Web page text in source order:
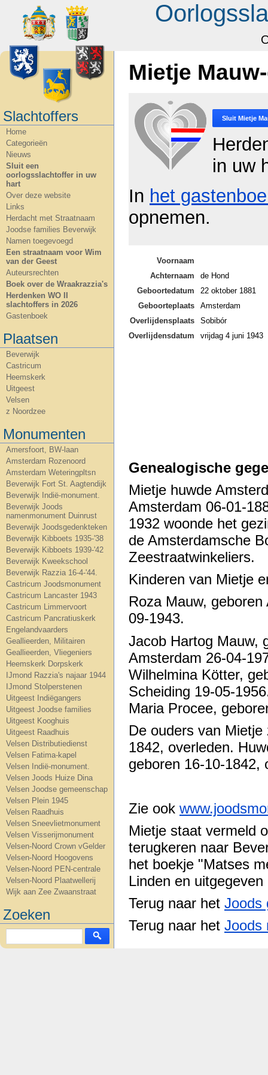
Slachtoffers
Home
Categorieën
Nieuws
Sluit een
oorlogsslachtoffer in uw
hart
Over deze website
Links
Herdacht met Straatnaam
Joodse families Beverwijk
Namen toegevoegd
Een straatnaam voor Wim
van der Geest
Auteursrechten
Boek over de Wraakrazzia's
Herdenken WO II
slachtoffers in 2026
Gastenboek
Plaatsen
Beverwijk
Castricum
Heemskerk
Uitgeest
Velsen
z Noordzee
Monumenten
Amersfoort, BW-laan
Amsterdam Rozenoord
Amsterdam Weteringpltsn
Beverwijk Fort St. Aagtendijk
Beverwijk Indië-monument.
Beverwijk Joods
namenmonument Duinrust
Beverwijk Joodsgedenkteken
Beverwijk Kibboets 1935-'38
Beverwijk Kibboets 1939-'42
Beverwijk Kweekschool
Beverwijk Razzia 16-4-'44.
Castricum Joodsmonument
Castricum Lancaster 1943
Castricum Limmervoort
Castricum Pancratiuskerk
Engelandvaarders
Geallieerden, Militairen
Geallieerden, Vliegeniers
Heemskerk Dorpskerk
IJmond Razzia's najaar 1944
IJmond Stolperstenen
Uitgeest Indiëgangers
Uitgeest Joodse families
Uitgeest Kooghuis
Uitgeest Raadhuis
Velsen Distributiedienst
Velsen Fatima-kapel
Velsen Indië-monument.
Velsen Joods Huize Dina
Velsen Joodse gemeenschap
Velsen Plein 1945
Velsen Raadhuis
Velsen Sneevlietmonument
Velsen Visserijmonument
Velsen-Noord Crown vGelder
Velsen-Noord Hoogovens
Velsen-Noord PEN-centrale
Velsen-Noord Plaatwellerij
Wijk aan Zee Zwaanstraat
Zoeken
Mietje
Sluit Mietje
in uw
In het
opnemen.
Voornaam
Achternaam
de Hond
Geboortedatum
22 oktober 1881
Geboorteplaats
Amsterdam
Overlijdensplaats
Sobibór
Overlijdensdatum
vrijdag 4 juni 1943
Genealogische
Mietje huwde
Amsterdam 06-01-
1932 woonde het
de Amsterdamsche
Zeestraatwinkeliers.
Kinderen van Mietje
Roza Mauw,
09-1943.
Jacob Hartog Mauw,
Amsterdam 26-04-
Wilhelmina Kötter,
Scheiding 19-05-
Maria Procee,
De ouders van
1842, overleden.
geboren 16-10-1842,
Zie ook
Mietje staat vermeld
terugkeren naar
het boekje "Matses
Linden en uitgegeven
Terug naar het Joods
Terug naar het Joods